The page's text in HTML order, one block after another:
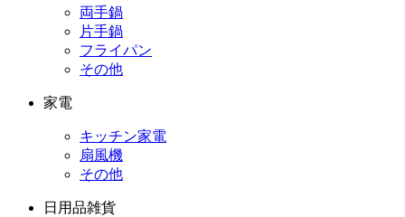
両手鍋
片手鍋
フライパン
その他
家電
キッチン家電
扇風機
その他
日用品雑貨